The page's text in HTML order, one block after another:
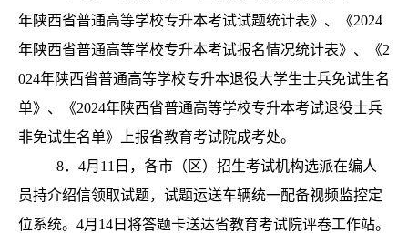
年陕西省普通高等学校专升本考试试题统计表》、《2024
年陕西省普通高等学校专升本考试报名情况统计表》、《2
024年陕西省普通高等学校专升本退役大学生士兵免试生名
单》、《2024年陕西省普通高等学校专升本考试退役士兵
非免试生名单》上报省教育考试院成考处。
8．4月11日，各市（区）招生考试机构选派在编人
员持介绍信领取试题，试题运送车辆统一配备视频监控定
位系统。4月14日将答题卡送达省教育考试院评卷工作站。